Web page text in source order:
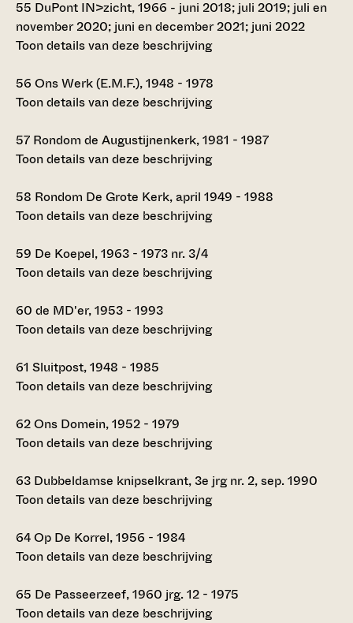
55 DuPont IN>zicht, 1966 - juni 2018; juli 2019; juli en
november 2020; juni en december 2021; juni 2022
Toon details van deze beschrijving
56 Ons Werk (E.M.F.), 1948 - 1978
Toon details van deze beschrijving
57 Rondom de Augustijnenkerk, 1981 - 1987
Toon details van deze beschrijving
58 Rondom De Grote Kerk, april 1949 - 1988
Toon details van deze beschrijving
59 De Koepel, 1963 - 1973 nr. 3/4
Toon details van deze beschrijving
60 de MD'er, 1953 - 1993
Toon details van deze beschrijving
61 Sluitpost, 1948 - 1985
Toon details van deze beschrijving
62Ons Domein, 1952 - 1979
Toon details van deze beschrijving
63 Dubbeldamse knipselkrant, 3e jrg nr. 2, sep. 1990
Toon details van deze beschrijving
64Op De Korrel, 1956 - 1984
Toon details van deze beschrijving
65 De Passeerzeef, 1960 jrg. 12 - 1975
Toon details van deze beschrijving